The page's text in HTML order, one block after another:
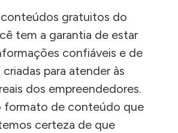
gratuitos do
tem a garantia de estar
confiáveis e de
para atender às
dos empreendedores.
formato de conteúdo que
certeza de que